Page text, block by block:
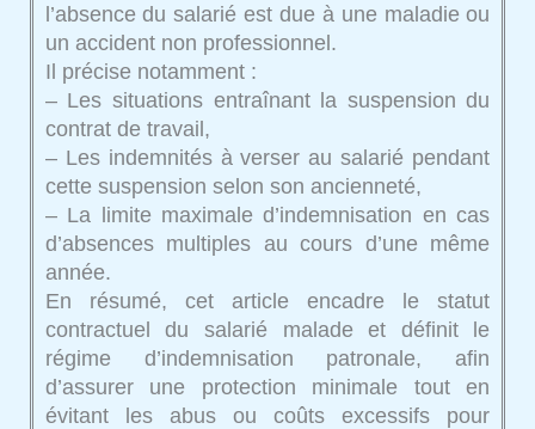
l’absence du salarié est due à une maladie ou
un accident non professionnel.
Il précise notamment :
– Les situations entraînant la suspension du
contrat de travail,
– Les indemnités à verser au salarié pendant
cette suspension selon son ancienneté,
– La limite maximale d’indemnisation en cas
d’absences multiples au cours d’une même
année.
En résumé, cet article encadre le statut
contractuel du salarié malade et définit le
régime d’indemnisation patronale, afin
d’assurer une protection minimale tout en
évitant les abus ou coûts excessifs pour